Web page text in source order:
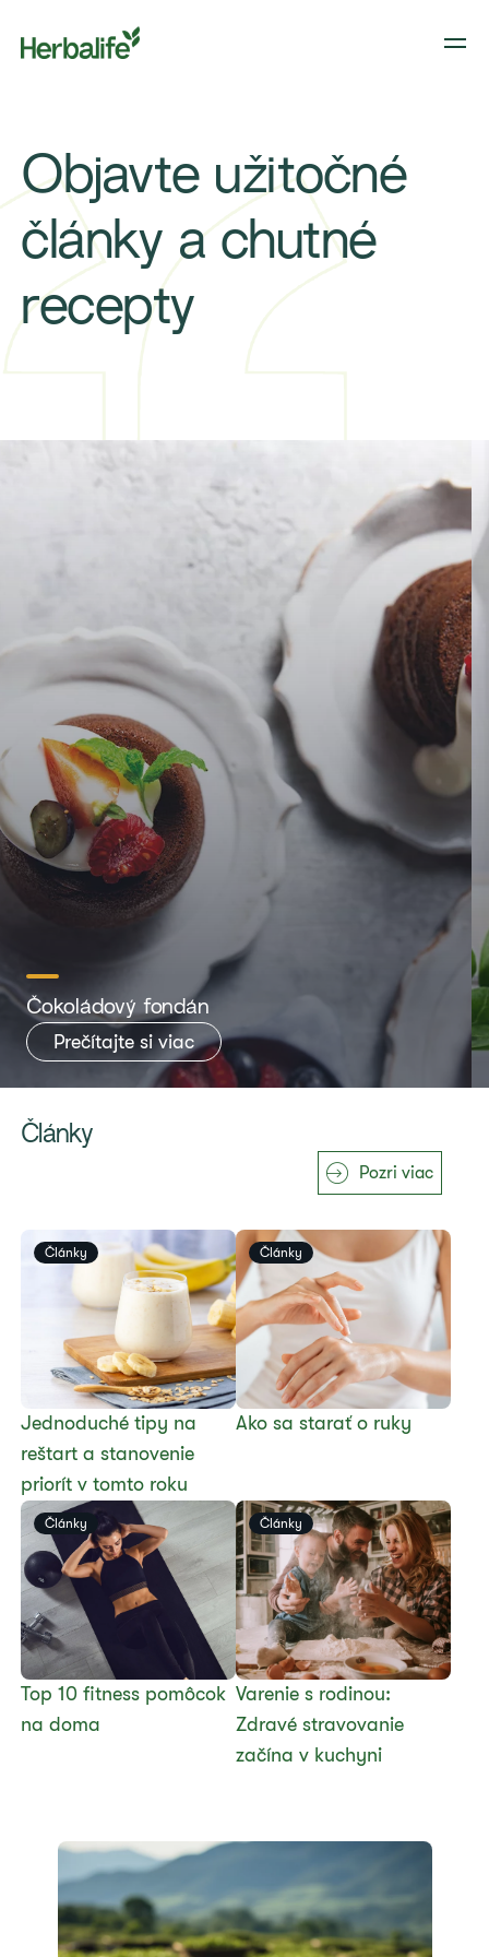
Objavte užitočné
články a chutné
recepty
​Čokoládový fondán
Prečítajte si viac
Články
Pozri viac
Jednoduché tipy na
reštart a stanovenie
priorít v tomto roku
Články
​Ako sa starať o ruky
Články
​Top 10 fitness pomôcok
na doma
Články
​Varenie s rodinou:
Zdravé stravovanie
začína v kuchyni
Články